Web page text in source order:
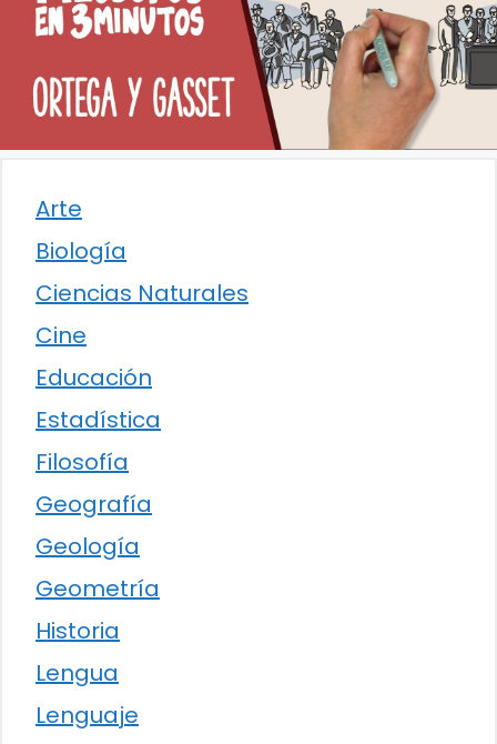
Arte
Biología
Ciencias Naturales
Cine
Educación
Estadística
Filosofía
Geografía
Geología
Geometría
Historia
Lengua
Lenguaje